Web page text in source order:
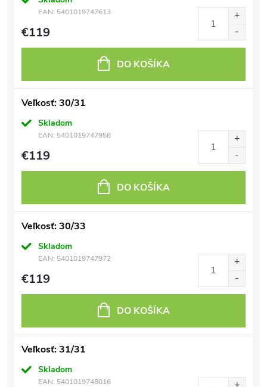
EAN: 5401019747613
€119
DO KOŠÍKA
Veľkosť: 30/31
Skladom
EAN: 5401019747958
€119
DO KOŠÍKA
Veľkosť: 30/33
Skladom
EAN: 5401019747972
€119
DO KOŠÍKA
Veľkosť: 31/31
Skladom
EAN: 5401019748016